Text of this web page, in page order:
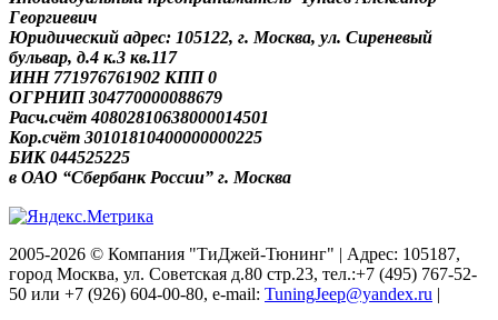
Георгиевич
Юридический адрес: 105122, г. Москва, ул. Сиреневый
бульвар, д.4 к.3 кв.117
ИНН 771976761902 КПП 0
ОГРНИП 304770000088679
Расч.счёт 40802810638000014501
Кор.счёт 30101810400000000225
БИК 044525225
в ОАО “Сбербанк России” г. Москва
2005-2026 © Компания "ТиДжей-Тюнинг" | Адрес: 105187,
город Москва, ул. Советская д.80 стр.23, тел.:+7 (495) 767-52-
50 или +7 (926) 604-00-80, e-mail: TuningJeep@yandex.ru |